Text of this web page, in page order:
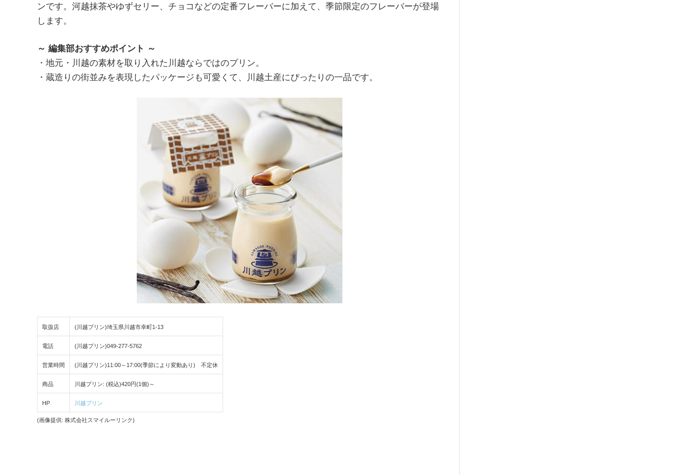
ンです。河越抹茶やゆずセリー、チョコなどの定番フレーバーに加えて、季節限定のフレーバーが登場
します。
～ 編集部おすすめポイント ～
・地元・川越の素材を取り入れた川越ならではのプリン。
・蔵造りの街並みを表現したパッケージも可愛くて、川越土産にぴったりの一品です。
取扱店 (川越プリン)埼玉県川越市幸町1-13
電話 (川越プリン)049-277-5762
営業時間 (川越プリン)11:00～17:00(季節により変動あり) 不定休
商品 川越プリン: (税込)420円(1個)～
HP 川越プリン
(画像提供: 株式会社スマイルーリンク)